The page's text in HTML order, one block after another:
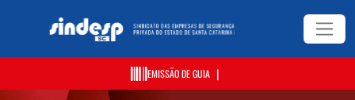
EMISSÃO DE GUIA |